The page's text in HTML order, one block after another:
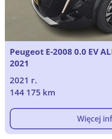
Peugeot E-2008 0.0 EV
2021
2021 г.
144 175 km
Więcej